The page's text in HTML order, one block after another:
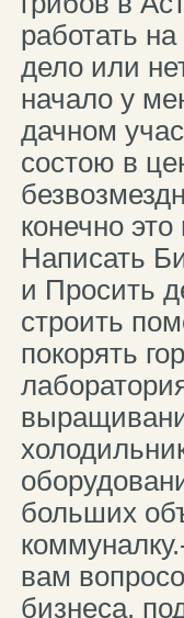
работать
дело или
начало у
дачном
состою в
конечно
Написать
и Просить
строить
покорять
больших
вам
бизнеса.